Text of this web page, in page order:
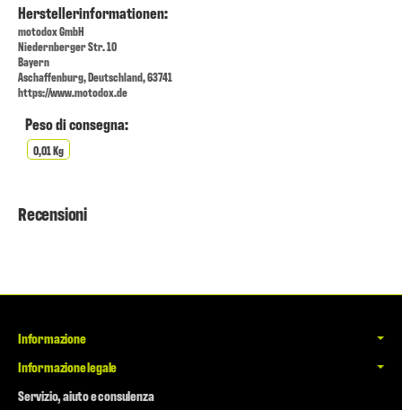
Herstellerinformationen:
motodox GmbH
Niedernberger Str. 10
Bayern
Aschaffenburg, Deutschland, 63741
https://www.motodox.de
Peso di consegna:
0,01 Kg
Recensioni
Informazione
Informazione legale
Servizio, aiuto e consulenza